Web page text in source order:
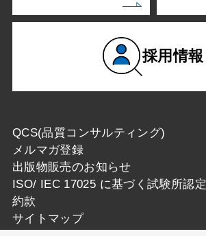
採用情報
QCS(品質コンサルティング)
メルマガ登録
出版物販売のお知らせ
ISO/ IEC 17025 に基づく試験所認定
約款
サイトマップ